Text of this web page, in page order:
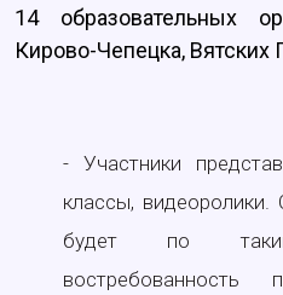
14 образовательных
Кирово-Чепецка, Вятских
- Участники
классы,
будет по